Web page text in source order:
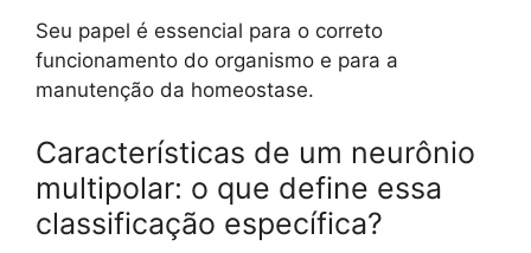
Seu papel é essencial para o correto
funcionamento do organismo e para a
manutenção da homeostase.
Características de um neurônio
multipolar: o que define essa
classificação específica?